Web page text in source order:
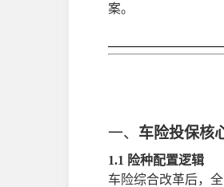
案。
一、 车险投保核
1.1 险种配置逻辑
车险综合改革后，